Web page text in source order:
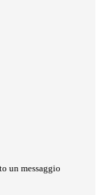
un messaggio